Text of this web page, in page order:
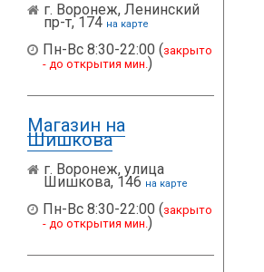
г. Воронеж, Ленинский
пр-т, 174 на карте
Пн-Вс 8:30-22:00 (закрыто
- до открытия мин. )
Магазин на
Шишкова
г. Воронеж, улица
Шишкова, 146 на карте
Пн-Вс 8:30-22:00 (закрыто
- до открытия мин. )